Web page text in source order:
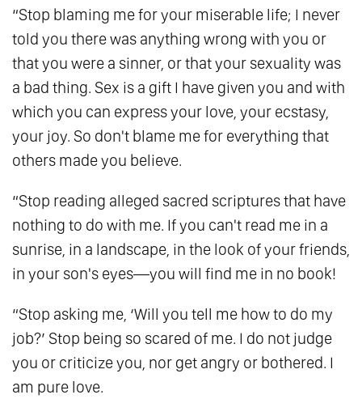
Nước Thiên Đàng
125.Tình Yêu - Là Để Cho Người Khác Được
Là Chính Họ
126.
Ngừng Phân Biệt - Sự Sống Vĩnh Hằng
127.Đức Hy Sinh Của Ánh Sáng
128.Thấu Hiểu - Cội Nguồn Của Tình Yêu
129.Nếu Không Có Tối, Giá Trị Của Sáng Là
Gì?
130.Làm Mà Không Quan Tâm
131. Sẽ Chẳng Bao Giờ Có Ánh Sáng Cho Kẻ
Chưa Biết Bóng Tối Là Gì
132.Mỗi Người Đều Đúng Trong Thế Giới Của
Họ
133.Khi Linh Hồn Khước Từ Tình Yêu Tinh
“Stop blaming me for your miserable life; I never
told you there was anything wrong with you or
that you were a sinner, or that your sexuality was
a bad thing. Sex is a gift I have given you and with
which you can express your love, your ecstasy,
your joy. So don't blame me for everything that
others made you believe.
“Stop reading alleged sacred scriptures that have
nothing to do with me. If you can't read me in a
sunrise, in a landscape, in the look of your friends,
in your son's eyes—you will find me in no book!
“Stop asking me, ‘Will you tell me how to do my
job?’ Stop being so scared of me. I do not judge
you or criticize you, nor get angry or bothered. I
am pure love.